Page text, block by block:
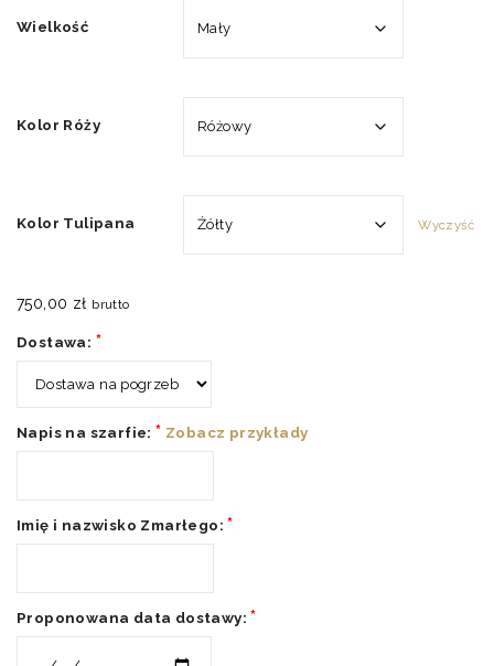
Wielkość
Kolor Róży
Kolor Tulipana Wyczyść
750,00 zł brutto
Dostawa: *
Napis na szarfie:* Zobacz przykłady
Imię i nazwisko Zmarłego:*
Proponowana data dostawy:*